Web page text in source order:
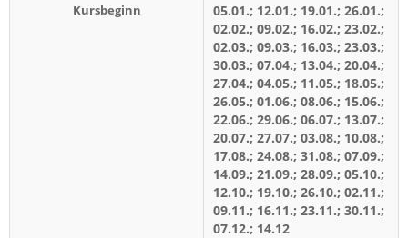
Kursbeginn
05.01.; 12.01.; 19.01.; 26.01.;
02.02.; 09.02.; 16.02.; 23.02.;
02.03.; 09.03.; 16.03.; 23.03.;
30.03.; 07.04.; 13.04.; 20.04.;
27.04.; 04.05.; 11.05.; 18.05.;
26.05.; 01.06.; 08.06.; 15.06.;
22.06.; 29.06.; 06.07.; 13.07.;
20.07.; 27.07.; 03.08.; 10.08.;
17.08.; 24.08.; 31.08.; 07.09.;
14.09.; 21.09.; 28.09.; 05.10.;
12.10.; 19.10.; 26.10.; 02.11.;
09.11.; 16.11.; 23.11.; 30.11.;
07.12.; 14.12